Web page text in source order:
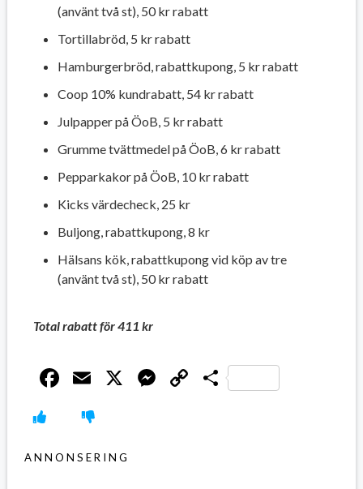
(använt två st), 50 kr rabatt
Tortillabröd, 5 kr rabatt
Hamburgerbröd, rabattkupong, 5 kr rabatt
Coop 10% kundrabatt, 54 kr rabatt
Julpapper på ÖoB, 5 kr rabatt
Grumme tvättmedel på ÖoB, 6 kr rabatt
Pepparkakor på ÖoB, 10 kr rabatt
Kicks värdecheck, 25 kr
Buljong, rabattkupong, 8 kr
Hälsans kök, rabattkupong vid köp av tre
(använt två st), 50 kr rabatt
Total rabatt för 411 kr
Facebook
Email
X Messenger
CopyDela
ANNONSERING